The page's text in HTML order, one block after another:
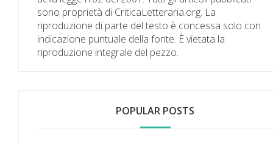
sono proprietà di CriticaLetteraria.org. La
riproduzione di parte del testo è concessa solo con
indicazione puntuale della fonte. È vietata la
riproduzione integrale del pezzo.
POPULAR POSTS